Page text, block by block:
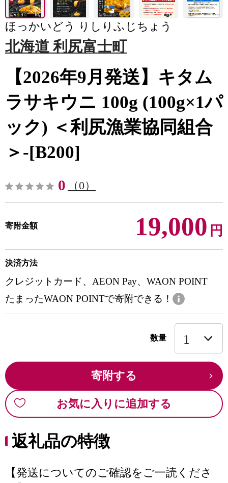
ほっかいどう りしりふじちょう
北海道 利尻富士町
【2026年9月発送】キタム
ラサキウニ 100g (100g×1パ
ック) ＜利尻漁業協同組合
＞-[B200]
0 （0）
寄附金額 19,000 円
決済方法
クレジットカード、AEON Pay、WAON POINT
たまったWAON POINTで寄附できる！
数量
寄附する
お気に入りに追加する
返礼品の特徴
【発送についてのご確認をご一読くださ